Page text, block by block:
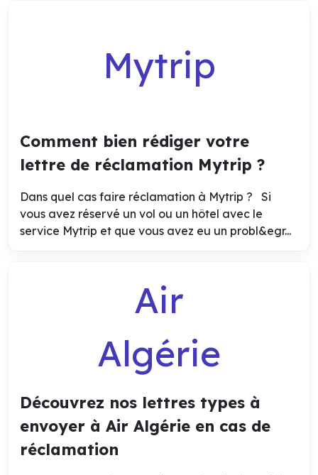
Mytrip
Comment bien rédiger votre
lettre de réclamation Mytrip ?
Dans quel cas faire réclamation à Mytrip ? Si
vous avez réservé un vol ou un hôtel avec le
service Mytrip et que vous avez eu un probl&egr...
Air
Algérie
Découvrez nos lettres types à
envoyer à Air Algérie en cas de
réclamation